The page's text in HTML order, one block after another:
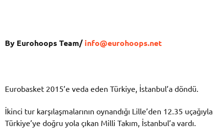
By Eurohoops Team/info@eurohoops.net
Eurobasket 2015’e veda eden Türkiye, İstanbul’a döndü.
İkinci tur karşılaşmalarının oynandığı Lille’den 12.35 uçağıyla
Türkiye’ye doğru yola çıkan Milli Takım, İstanbul’a vardı.